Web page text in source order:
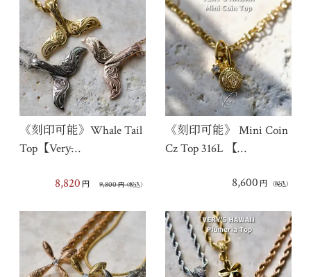
《刻印可能》Whale Tail
Top【Very̵…
9,800円（税込）
8,820 円
《刻印可能》 Mini Coin
Cz Top 316L 【…
8,600 円 （税込）